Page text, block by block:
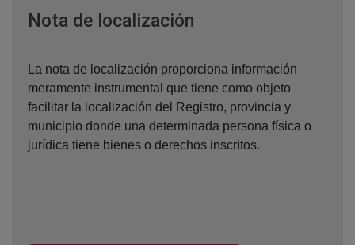
Nota de localización
La nota de localización proporciona información
meramente instrumental que tiene como objeto
facilitar la localización del Registro, provincia y
municipio donde una determinada persona física o
jurídica tiene bienes o derechos inscritos.